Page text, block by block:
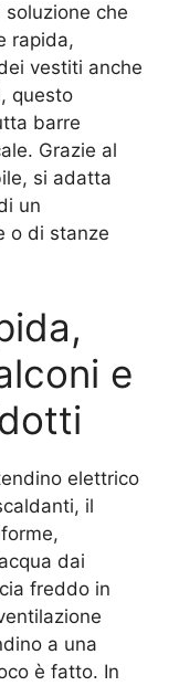
soluzione che
rapida,
vestiti anche
questo
barre
Grazie al
si adatta
un
o di stanze
e
elettrico
il
dai
freddo in
a una
è fatto. In